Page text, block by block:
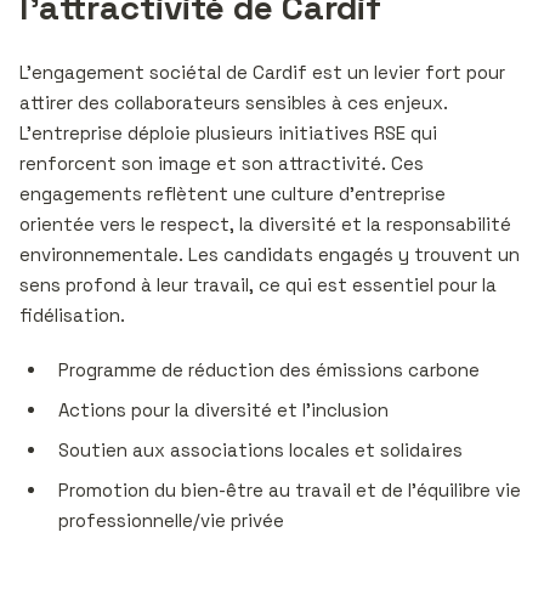
L’engagement sociétal de Cardif est un levier fort pour
attirer des collaborateurs sensibles à ces enjeux.
L’entreprise déploie plusieurs initiatives RSE qui
renforcent son image et son attractivité. Ces
engagements reflètent une culture d’entreprise
orientée vers le respect, la diversité et la responsabilité
environnementale. Les candidats engagés y trouvent un
sens profond à leur travail, ce qui est essentiel pour la
fidélisation.
Programme de réduction des émissions carbone
Actions pour la diversité et l’inclusion
Soutien aux associations locales et solidaires
Promotion du bien-être au travail et de l’équilibre vie
professionnelle/vie privée